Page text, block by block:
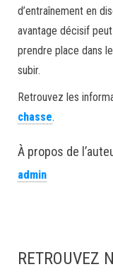
d’entraînement en
avantage décisif
prendre place dans
subir.
Retrouvez les
chasse.
À propos de
admin
RETROUVEZ